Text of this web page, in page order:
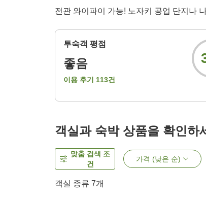
전관 와이파이 가능! 노자키 공업 단지나
투숙객 평점
좋음
이용 후기 113건
객실과 숙박 상품을 확인하
맞춤 검색 조
건
가격 (낮은 순)
객실 종류 7개